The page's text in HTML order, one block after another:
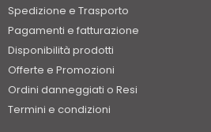
Spedizione e Trasporto
Pagamenti e fatturazione
Disponibilità prodotti
Offerte e Promozioni
Ordini danneggiati o Resi
Termini e condizioni